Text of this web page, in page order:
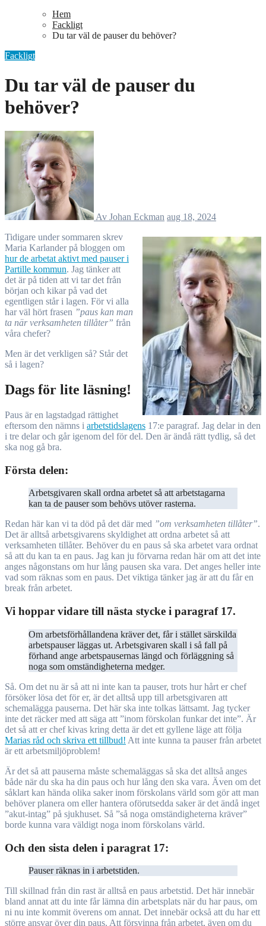
Hem
Fackligt
Du tar väl de pauser du behöver?
Fackligt
Du tar väl de pauser du
behöver?
Av Johan Eckman aug 18, 2024
Tidigare under sommaren skrev
Maria Karlander på bloggen om
hur de arbetat aktivt med pauser i
Partille kommun. Jag tänker att
det är på tiden att vi tar det från
början och kikar på vad det
egentligen står i lagen. För vi alla
har väl hört frasen ”paus kan man
ta när verksamheten tillåter” från
våra chefer?
Men är det verkligen så? Står det
så i lagen?
Dags för lite läsning!
Paus är en lagstadgad rättighet
eftersom den nämns i arbetstidslagens 17:e paragraf. Jag delar in den
i tre delar och går igenom del för del. Den är ändå rätt tydlig, så det
ska nog gå bra.
Första delen:
Arbetsgivaren skall ordna arbetet så att arbetstagarna
kan ta de pauser som behövs utöver rasterna.
Redan här kan vi ta död på det där med ”om verksamheten tillåter”.
Det är alltså arbetsgivarens skyldighet att ordna arbetet så att
verksamheten tillåter. Behöver du en paus så ska arbetet vara ordnat
så att du kan ta en paus. Jag kan ju förvarna redan här om att det inte
anges någonstans om hur lång pausen ska vara. Det anges heller inte
vad som räknas som en paus. Det viktiga tänker jag är att du får en
break från arbetet.
Vi hoppar vidare till nästa stycke i paragraf 17.
Om arbetsförhållandena kräver det, får i stället särskilda
arbetspauser läggas ut. Arbetsgivaren skall i så fall på
förhand ange arbetspausernas längd och förläggning så
noga som omständigheterna medger.
Så. Om det nu är så att ni inte kan ta pauser, trots hur hårt er chef
försöker lösa det för er, är det alltså upp till arbetsgivaren att
schemalägga pauserna. Det här ska inte tolkas lättsamt. Jag tycker
inte det räcker med att säga att ”inom förskolan funkar det inte”. Är
det så att er chef kivas kring detta är det ett gyllene läge att följa
Marias råd och skriva ett tillbud! Att inte kunna ta pauser från arbetet
är ett arbetsmiljöproblem!
Är det så att pauserna måste schemaläggas så ska det alltså anges
både när du ska ha din paus och hur lång den ska vara. Även om det
såklart kan hända olika saker inom förskolans värld som gör att man
behöver planera om eller hantera oförutsedda saker är det ändå inget
”akut-intag” på sjukhuset. Så ”så noga omständigheterna kräver”
borde kunna vara väldigt noga inom förskolans värld.
Och den sista delen i paragrat 17:
Pauser räknas in i arbetstiden.
Till skillnad från din rast är alltså en paus arbetstid. Det här innebär
bland annat att du inte får lämna din arbetsplats när du har paus, om
ni nu inte kommit överens om annat. Det innebär också att du har ett
större ansvar över din paus. Att försvinna från arbetet, även om du